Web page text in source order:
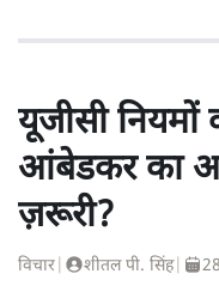
यूजीसी नियमों
आंबेडकर का
ज़रूरी?
विचार शीतल पी. सिंह|